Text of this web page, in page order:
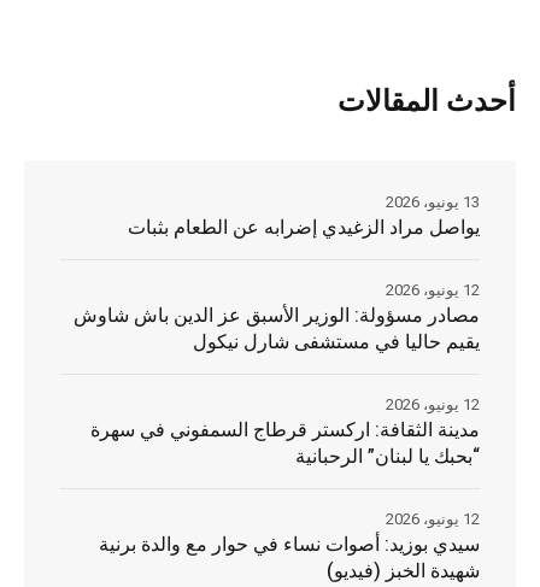
أحدث المقالات
يواصل مراد الزغيدي إضرابه عن الطعام بثبات
13 يونيو، 2026
مصادر مسؤولة: الوزير الأسبق عز الدين باش شاوش
يقيم حاليا في مستشفى شارل نيكول
12 يونيو، 2026
مدينة الثقافة: اركستر قرطاج السمفوني في سهرة
“بحبك يا لبنان” الرحبانية
12 يونيو، 2026
سيدي بوزيد: أصوات نساء في حوار مع والدة برنية
شهيدة الخبز (فيديو)
12 يونيو، 2026